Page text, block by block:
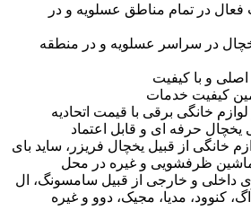
در تمام مناطق عسلویه و در
در سراسر عسلویه و در منطقه
و با کیفیت
کیفیت خدمات
لوازم خانگی برقی با قیمت اتحادیه
یخچال حرفه ای و قابل اعتماد
خانگی از قبیل یخچال فریزر، ساید بای
ماشین ظرفشویی و غیره در محل
داخلی و خارجی از قبیل سامسونگ، ال
کنوود، مدیا، مجیک، دوو و غیره